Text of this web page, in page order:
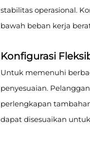
stabilitas operasional.
bawah beban kerja
Konfigurasi
Untuk memenuhi
penyesuaian.
perlengkapan
dapat disesuaikan